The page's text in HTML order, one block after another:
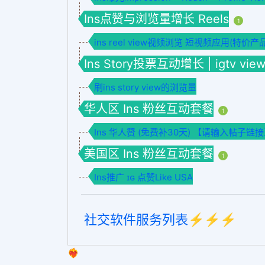
Ins点赞与浏览量增长 Reels 1
ins reel view视频浏览 短视频应用(特价产
Ins Story投票互动增长 | igtv
刷ins story view的浏览量
华人区 Ins 粉丝互动套餐 1
Ins 华人赞 (免费补30天) 【请输入帖子链接
美国区 Ins 粉丝互动套餐 1
Ins推广 ɪɢ 点赞Like USA
社交软件服务列表⚡️⚡️⚡️
❤️‍🔥